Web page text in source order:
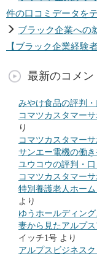
件の口コミデータを
ブラック企業への
【ブラック企業経験
最新のコメン
みやけ食品の評判・
コマツカスタマー
り
コマツカスタマー
サンエー電機の働
ユウコウの評判・口
コマツカスタマー
特別養護老人ホー
より
ゆうホールディン
妻から見たアルプ
イッチ1号 より
アルプスビジネス